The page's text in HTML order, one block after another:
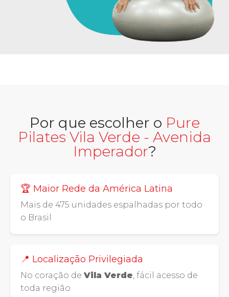
Por que escolher o Pure
Pilates Vila Verde - Avenida
Imperador?
🏆 Maior Rede da América Latina
Mais de 475 unidades espalhadas por todo
o Brasil
📍 Localização Privilegiada
No coração de Vila Verde, fácil acesso de
toda região